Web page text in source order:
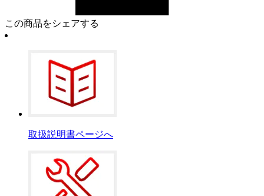
この商品をシェアする
取扱説明書ページへ